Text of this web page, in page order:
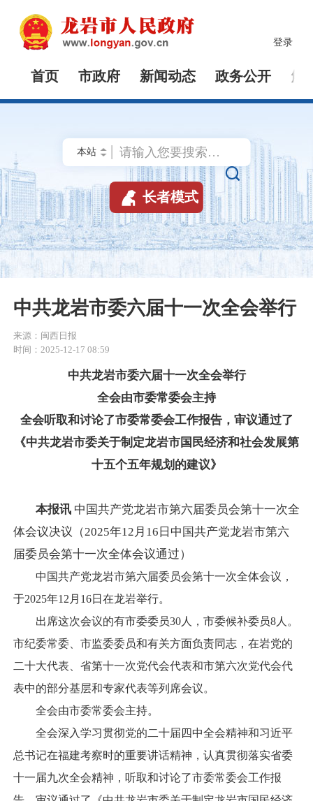
登录
首页 市政府 新闻动态 政务公开 解

 长者模式
中共龙岩市委六届十一次全会举行
来源：闽西日报
时间：2025-12-17 08:59
中共龙岩市委六届十一次全会举行
全会由市委常委会主持
全会听取和讨论了市委常委会工作报告，审议通过了
《中共龙岩市委关于制定龙岩市国民经济和社会发展第
十五个五年规划的建议》
本报讯 中国共产党龙岩市第六届委员会第十一次全
体会议决议（2025年12月16日中国共产党龙岩市第六
届委员会第十一次全体会议通过）
中国共产党龙岩市第六届委员会第十一次全体会议，
于2025年12月16日在龙岩举行。
出席这次会议的有市委委员30人，市委候补委员8人。
市纪委常委、市监委委员和有关方面负责同志，在岩党的
二十大代表、省第十一次党代会代表和市第六次党代会代
表中的部分基层和专家代表等列席会议。
全会由市委常委会主持。
全会深入学习贯彻党的二十届四中全会精神和习近平
总书记在福建考察时的重要讲话精神，认真贯彻落实省委
十一届九次全会精神，听取和讨论了市委常委会工作报